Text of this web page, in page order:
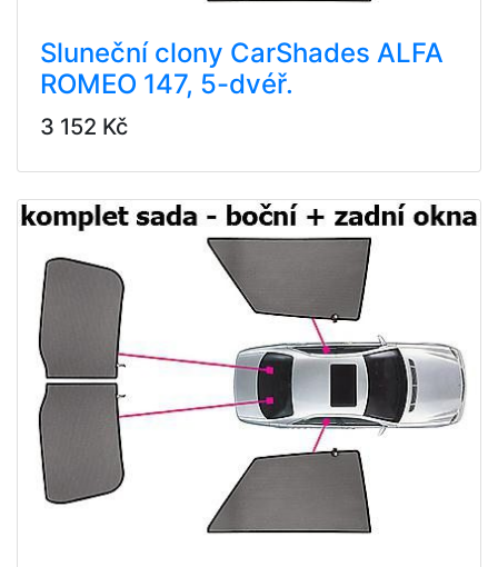
Sluneční clony CarShades ALFA
ROMEO 147, 5-dvéř.
3 152 Kč